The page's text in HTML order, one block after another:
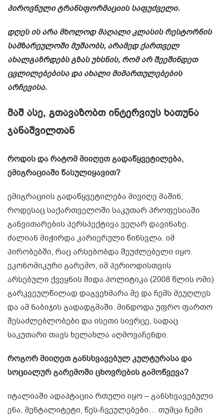
პიროვნული ტრანსფორმაციის საფუძველი.
დღეს ის არა მხოლოდ მაღალი კლასის რესტორნის
სამზარეულოში მუშაობს, არამედ ქართველ
ახალგაზრდებს გზას უხსნის, რომ არ შეეშინდეთ
ცვლილებებისა და ახალი მიმართულებების
არჩევისა.
მაშ ასე, გთავაზობთ ინტერვიუს ხათუნა
ჯანაშვილთან
როდის და რატომ მიიღეთ გადაწყვეტილება,
ემიგრაციაში წასულიყავით?
ემიგრაციის გადაწყვეტილება მივიღე მაშინ,
როდესაც საქართველოში საკუთარ პროფესიაში
განვითარების პერსპექტივა ვეღარ დავინახე.
ძალიან მიჭირდა კარიერული წინსვლა. იმ
პირობებში, რაც არსებობდა შეუძლებელი იყო.
ეკონომიკური გარემო, იმ პერიოდისთვის
არსებული ქვეყნის შიდა პოლიტიკა (2008 წლის ომი)
გარკვეულწილად დაგვეხმარა მე და ჩემს მეუღლეს
და ამ ნაბიჯის გადადგმაში. მინდოდა უფრო ფართო
შესაძლებლობები და ისეთი სივრცე, სადაც
საკუთარი თავს ხელახლა აღმოვაჩენდი.
როგორ მიიღეთ განსხვავებულ კულტურასა და
სოციალურ გარემოში ცხოვრების გამოწვევა?
იტალიაში ადაპტაცია რთული იყო – განსხვავებული
ენა, მენტალიტეტი, წეს-ჩვეულებები… თუმცა ჩემი